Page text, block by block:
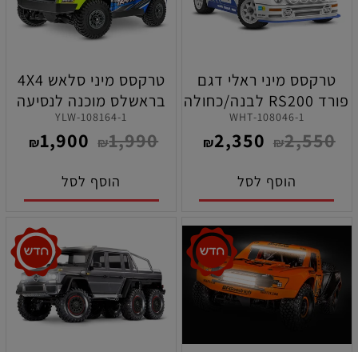
טרקסס מיני ראלי דגם
פורד RS200 לבנה/כחולה
מוכנה לנסיעה
108046-1-WHT
₪2,550
₪2,350
הוסף לסל
טרקסס מיני סלאש 4X4
בראשלס מוכנה לנסיעה
בגודל 1/16 בצבע צהוב108164-1-YLW
₪1,990
₪1,900
הוסף לסל